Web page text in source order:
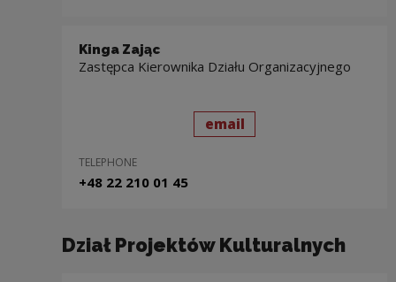
Kinga Zając
Zastępca Kierownika Działu Organizacyjnego
send
emailto: Kinga Zając
TELEPHONE
+48 22 210 01 45
Dział Projektów Kulturalnych